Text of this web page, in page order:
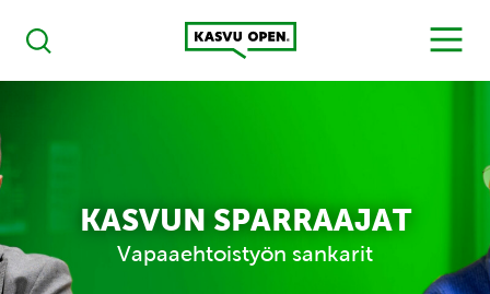
Haku
Kasvu Open
MENU
KASVUN SPARRAAJAT
Vapaaehtoistyön sankarit